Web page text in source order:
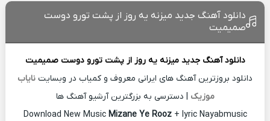
دانلود آهنگ جدید میزنه یه روز از پشت تورو دوست
صمیمیت
دانلود آهنگ جدید میزنه یه روز از پشت تورو دوست صمیمیت
دانلود بروزترین آهنگ های ایرانی معروف و کمیاب در وبسایت نایاب
موزیک | دسترسی به بزرگترین آرشیو آهنگ ها
Download New Music Mizane Ye Rooz+ lyric Nayabmusic